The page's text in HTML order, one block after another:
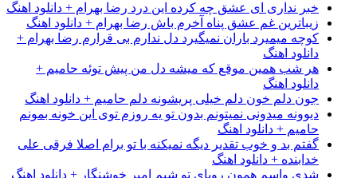
خبر نداری ای عشق چه کرده این درد رضا بهرام + دانلود اهنگ
زیباترین غم عشق پناه آخرم باش رضا بهرام + دانلود اهنگ
کوچه میمیرد باران نمیگیرد دل ندارم بی قرارم رضا بهرام +
دانلود اهنگ
هر شب همین موقع که میشه دل من پیش توئه حامیم +
دانلود اهنگ
جون دلم خون دلم خیلی پریشونه دلم حامیم + دانلود اهنگ
دیوونه میدونی نمیتونم بدون تو یه روزم توی این خونه بمونم
حامیم + دانلود اهنگ
گفتم بد و خوب تقدیر دیگه نمیکنه با تو برام اصلا فرقی علی
خدابنده + دانلود اهنگ
شدی واسم همون رویای تو شبم امیر خوشنگار + دانلود اهنگ